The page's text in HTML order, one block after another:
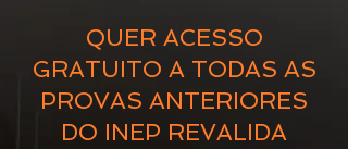
QUER ACESSO
GRATUITO A TODAS AS
PROVAS ANTERIORES
DO INEP REVALIDA